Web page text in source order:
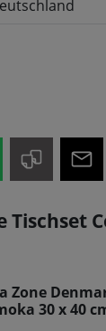
Tischset
Zone
30 x 40